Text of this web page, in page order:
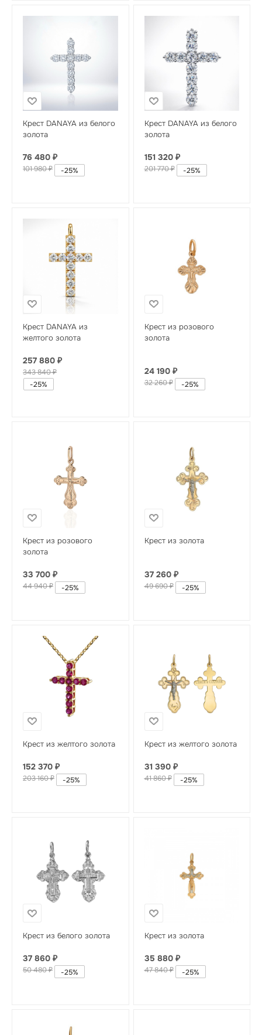
Крест DANAYA из белого
золота
76 480 ₽
101 980₽ -25%
Крест DANAYA из белого
золота
151 320₽
201 770₽ -25%
Крест DANAYA из
желтого золота
257 880 ₽
343 840₽
-25%
Крест из розового
золота
24 190₽
32 260₽ -25%
Крест из розового
золота
33 700 ₽
44 940₽ -25%
Крест из золота
37 260₽
49 690₽ -25%
Крест из желтого золота
152 370 ₽
203 160₽ -25%
Крест из желтого золота
31 390₽
41 860₽ -25%
Крест из белого золота
37 860 ₽
50 480₽ -25%
Крест из золота
35 880₽
47 840₽ -25%